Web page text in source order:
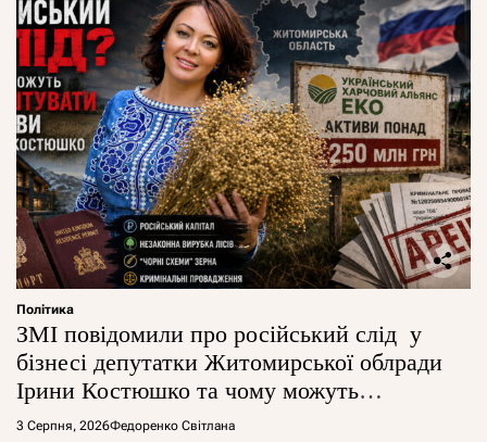
Політика
ЗМІ повідомили про російський слід у
бізнесі депутатки Житомирської облради
Ірини Костюшко та чому можуть
арештувати її активи
3 Серпня, 2026Федоренко Світлана